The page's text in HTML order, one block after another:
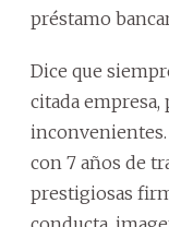
préstamo
Dice que
citada
con 7 años de
prestigiosas